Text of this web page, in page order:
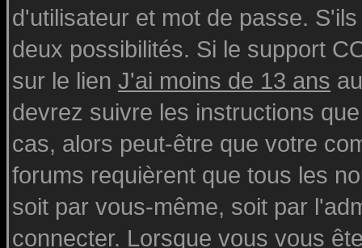
d'utilisateur et mot de passe.
deux possibilités. Si le support
sur le lien J'ai moins de 13 ans
devrez suivre les instructions
cas, alors peut-être que votre
forums requièrent que tous les
soit par vous-même, soit par
connecter. Lorsque vous vous